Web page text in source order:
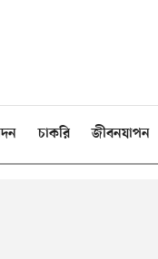
চাকরি জীবনযাপন